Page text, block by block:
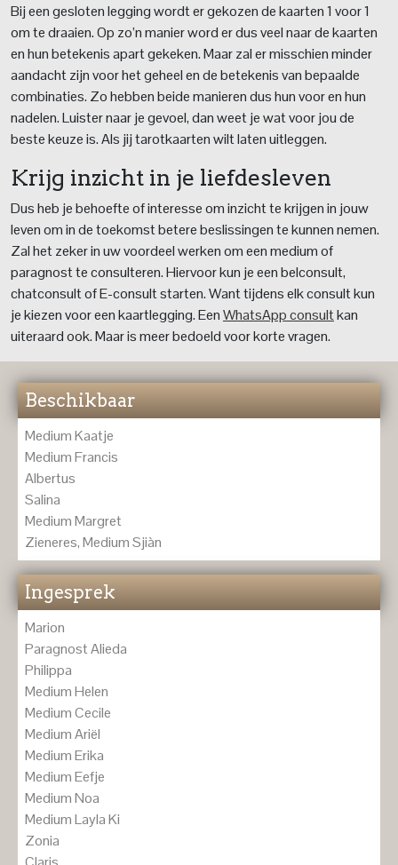
Bij een gesloten legging wordt er gekozen de kaarten 1 voor 1
om te draaien. Op zo’n manier word er dus veel naar de kaarten
en hun betekenis apart gekeken. Maar zal er misschien minder
aandacht zijn voor het geheel en de betekenis van bepaalde
combinaties. Zo hebben beide manieren dus hun voor en hun
nadelen. Luister naar je gevoel, dan weet je wat voor jou de
beste keuze is. Als jij tarotkaarten wilt laten uitleggen.
Krijg inzicht in je liefdesleven
Dus heb je behoefte of interesse om inzicht te krijgen in jouw
leven om in de toekomst betere beslissingen te kunnen nemen.
Zal het zeker in uw voordeel werken om een medium of
paragnost te consulteren. Hiervoor kun je een belconsult,
chatconsult of E-consult starten. Want tijdens elk consult kun
je kiezen voor een kaartlegging. EenWhatsApp consultkan
uiteraard ook. Maar is meer bedoeld voor korte vragen.
Beschikbaar
Medium Kaatje
Medium Francis
Albertus
Salina
Medium Margret
Zieneres, Medium Sjiàn
Ingesprek
Marion
Paragnost Alieda
Philippa
Medium Helen
Medium Cecile
Medium Ariël
Medium Erika
Medium Eefje
Medium Noa
Medium Layla Ki
Zonia